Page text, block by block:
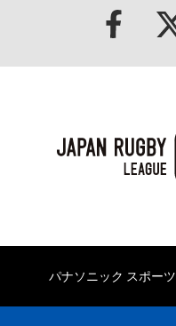
パナソニック スポーツ